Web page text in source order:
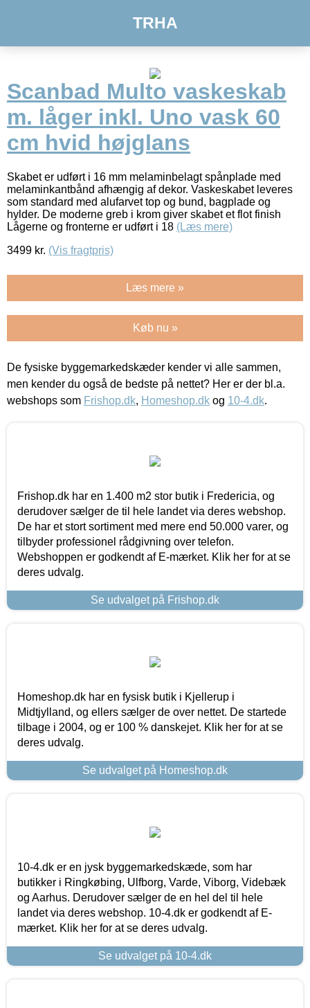
TRHA
Scanbad Multo vaskeskab
m. låger inkl. Uno vask 60
cm hvid højglans
Skabet er udført i 16 mm melaminbelagt spånplade med
melaminkantbånd afhængig af dekor. Vaskeskabet leveres
som standard med alufarvet top og bund, bagplade og
hylder. De moderne greb i krom giver skabet et flot finish
Lågerne og fronterne er udført i 18 (Læs mere)
3499 kr. (Vis fragtpris)
Læs mere »
Køb nu »
De fysiske byggemarkedskæder kender vi alle sammen,
men kender du også de bedste på nettet? Her er der bl.a.
webshops som Frishop.dk, Homeshop.dk og 10-4.dk.
Frishop.dk har en 1.400 m2 stor butik i Fredericia, og
derudover sælger de til hele landet via deres webshop.
De har et stort sortiment med mere end 50.000 varer, og
tilbyder professionel rådgivning over telefon.
Webshoppen er godkendt af E-mærket. Klik her for at se
deres udvalg.
Se udvalget på Frishop.dk
Homeshop.dk har en fysisk butik i Kjellerup i
Midtjylland, og ellers sælger de over nettet. De startede
tilbage i 2004, og er 100 % danskejet. Klik her for at se
deres udvalg.
Se udvalget på Homeshop.dk
10-4.dk er en jysk byggemarkedskæde, som har
butikker i Ringkøbing, Ulfborg, Varde, Viborg, Videbæk
og Aarhus. Derudover sælger de en hel del til hele
landet via deres webshop. 10-4.dk er godkendt af E-
mærket. Klik her for at se deres udvalg.
Se udvalget på 10-4.dk